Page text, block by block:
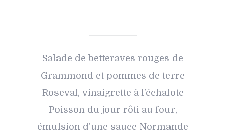
Salade de betteraves rouges de
Grammond et pommes de terre
Roseval, vinaigrette à l’échalote
Poisson du jour rôti au four,
émulsion d’une sauce Normande